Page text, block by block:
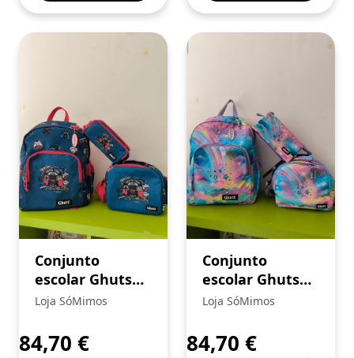
Conjunto
escolar Ghuts
play
Loja SóMimos
84,70 €
Conjunto
escolar Ghuts
rainbow
Loja SóMimos
84,70 €